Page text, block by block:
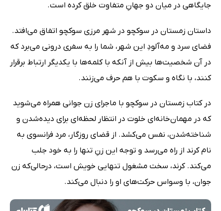
جایگاهی در میان دو جهانِ متفاوت خلق کرده است.
داستان زمستان در سوکچو در شهر مرزی سوکچو اتفاق می‌افتد.
فضای سرد و مه‌آلودِ این شهر، شما را به سفری درونی می‌برد که
در آن شخصیت‌ها بیش از آنکه با کلمه‌ها با یکدیگر ارتباط برقرار
کنند، با نگاه‌ و سکوت با هم حرف می‌زنند.
در کتاب زمستان در سوکچو با ماجرای زن جوانی همراه می‌شوید
که در مهمان‌خانه‌ای خلوت در انتظار لحظه‌ای برای دیده‌شدن و
شناخته‌شدن، نفس می‌کشد. از قضای روزگار، مرد فرانسوی به
نام کرند از راه می‌رسد و توجه این زنِ تنها را به خود جلب
می‌کند. کرند، سخت مشغول تنهایی خویش است، درحالی‌که زن
جوان، با وسواس حرکت‌های او را دنبال می‌کند.